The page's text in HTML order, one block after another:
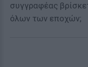
συγγραφέας
όλων των εποχών;